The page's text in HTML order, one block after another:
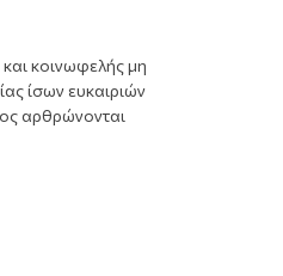
κοινωφελής μη
ίσων ευκαιριών
αρθρώνονται